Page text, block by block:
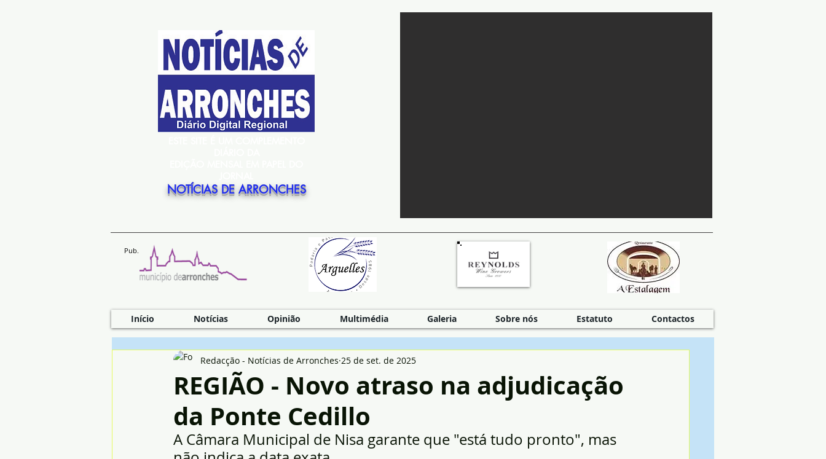
NOTÍCIAS DE ARRONCHES
Pub.
Início Notícias Opinião Multimédia Galeria Sobre nós Estatuto Contactos
REGIÃO - Novo atraso na adjudicação
da Ponte Cedillo
Redacção - Notícias de Arronches 25 de set. de 2025
A Câmara Municipal de Nisa garante que "está tudo pronto", mas